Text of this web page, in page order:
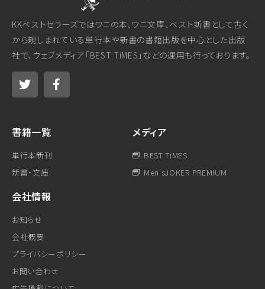
KKベストセラーズではワニの本、ワニ文庫、ベスト新書として古く
から親しまれている単行本や新書の書籍出版を中心とした出版
社で、ウェブメディア「BEST TiMES」などの運用も行っております。
書籍一覧
単行本新刊
新書・文庫
メディア
BEST TiMES
Men'sJOKER PREMIUM
会社情報
お知らせ
会社概要
プライバシーポリシー
お問い合わせ